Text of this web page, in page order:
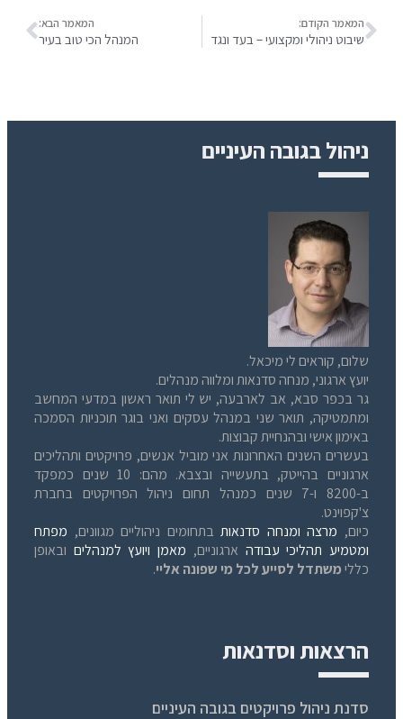
המאמר הקודם:
שיבוט ניהולי ומקצועי – בעד ונגד
המאמר הבא:
המנהל הכי טוב בעיר
ניהול בגובה העיניים
שלום, קוראים לי מיכאל.
יועץ ארגוני, מנחה סדנאות ומלווה מנהלים.
גר בכפר סבא, אב לארבעה, יש לי תואר ראשון במדעי המחשב
ומתמטיקה, תואר שני במנהל עסקים ואני בוגר תוכניות הסמכה
באימון אישי ובהנחיית קבוצות.
בעשרים השנים האחרונות אני מוביל אנשים, פרויקטים ותהליכים
ארגוניים בהייטק, בתעשייה ובצבא. מהם: 10 שנים כמפקד
ב-8200 ו-7 שנים כמנהל תחום ניהול הפרויקטים בחברת
צ'קפוינט.
כיום, מרצה ומנחה סדנאותבתחומים ניהוליים מגוונים, מפתח
ומטמיע תהליכי עבודה ארגוניים, מאמן ויועץ למנהלים ובאופן
כללימשתדל לסייע לכל מי שפונה אליי.
הרצאות וסדנאות
סדנת ניהול פרויקטים בגובה העיניים